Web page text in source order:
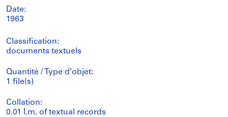
Date:
1963
Classification:
documents textuels
Quantité / Type d’objet:
1 file(s)
Collation:
0.01 l.m. of textual records